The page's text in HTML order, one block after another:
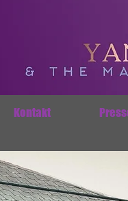
Kontakt